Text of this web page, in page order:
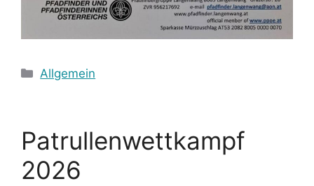
Categories
Allgemein
Patrullenwettkampf
2026